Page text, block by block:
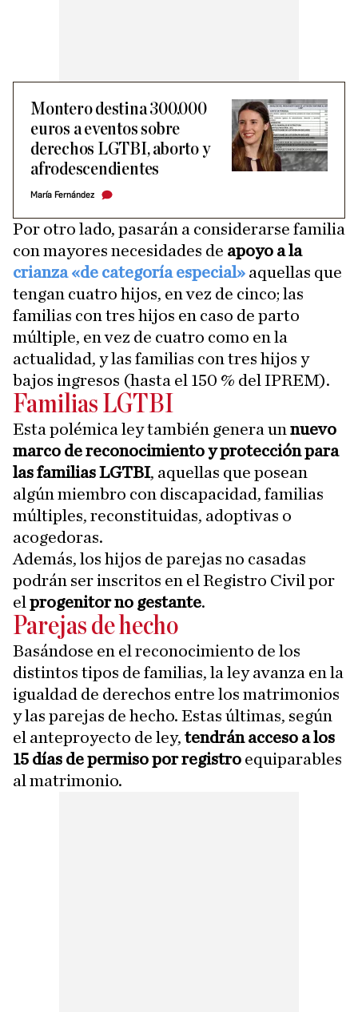
Montero destina 300.000
euros a eventos sobre
derechos LGTBI, aborto y
afrodescendientes
María Fernández
Por otro lado, pasarán a considerarse familia
con mayores necesidades de apoyo a la
crianza «de categoría especial» aquellas que
tengan cuatro hijos, en vez de cinco; las
familias con tres hijos en caso de parto
múltiple, en vez de cuatro como en la
actualidad, y las familias con tres hijos y
bajos ingresos (hasta el 150 % del IPREM).
Familias LGTBI
Esta polémica ley también genera un nuevo
marco de reconocimiento y protección para
las familias LGTBI, aquellas que posean
algún miembro con discapacidad, familias
múltiples, reconstituidas, adoptivas o
acogedoras.
Además, los hijos de parejas no casadas
podrán ser inscritos en el Registro Civil por
el progenitor no gestante.
Parejas de hecho
Basándose en el reconocimiento de los
distintos tipos de familias, la ley avanza en la
igualdad de derechos entre los matrimonios
y las parejas de hecho. Estas últimas, según
el anteproyecto de ley, tendrán acceso a los
15 días de permiso por registro equiparables
al matrimonio.